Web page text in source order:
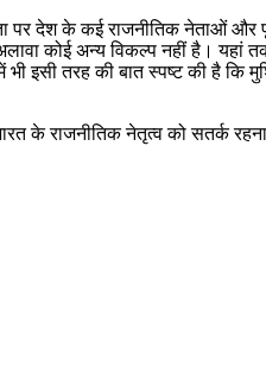
देश के कई राजनीतिक नेताओं और
कोई अन्य विकल्प नहीं है। यहां
में भी इसी तरह की बात स्पष्ट की
के राजनीतिक नेतृत्व को सतर्क